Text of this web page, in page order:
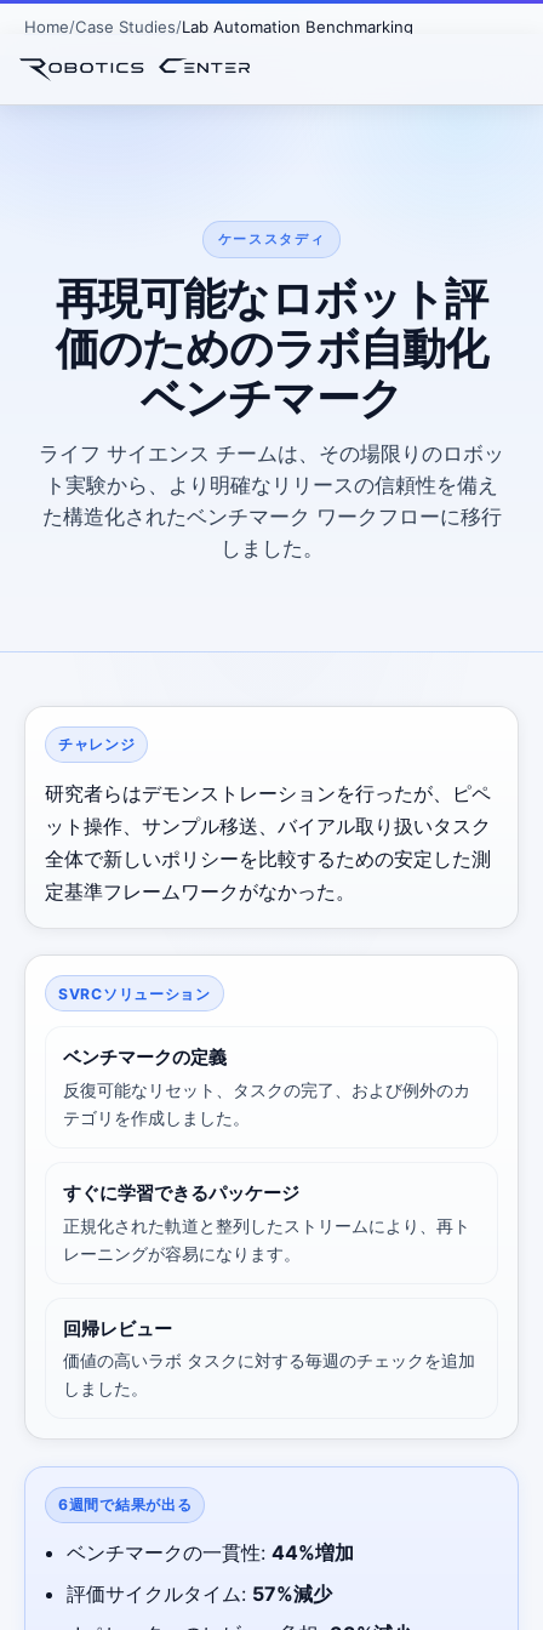
Home Case Studies Lab Automation Benchmarking
ケーススタディ
再現可能なロボット評
価のためのラボ自動化
ベンチマーク
ライフ サイエンス チームは、その場限りのロボッ
ト実験から、より明確なリリースの信頼性を備え
た構造化されたベンチマーク ワークフローに移行
しました。
チャレンジ
研究者らはデモンストレーションを行ったが、ピペ
ット操作、サンプル移送、バイアル取り扱いタスク
全体で新しいポリシーを比較するための安定した測
定基準フレームワークがなかった。
SVRCソリューション
ベンチマークの定義
反復可能なリセット、タスクの完了、および例外のカ
テゴリを作成しました。
すぐに学習できるパッケージ
正規化された軌道と整列したストリームにより、再ト
レーニングが容易になります。
回帰レビュー
価値の高いラボ タスクに対する毎週のチェックを追加
しました。
6週間で結果が出る
ベンチマークの一貫性:44%増加
評価サイクルタイム: 57%減少
Robotics Advisor
Robotics Center of Silicon Valley · intake